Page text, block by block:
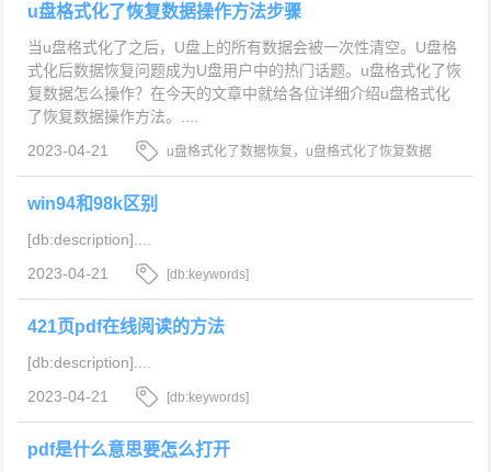
u盘格式化了恢复数据操作方法步骤
当u盘格式化了之后，U盘上的所有数据会被一次性清空。U盘格
式化后数据恢复问题成为U盘用户中的热门话题。u盘格式化了恢
复数据怎么操作？在今天的文章中就给各位详细介绍u盘格式化
了恢复数据操作方法。....
2023-04-21
u盘格式化了数据恢复，u盘格式化了恢复数据
怎么操作，u盘格式化了恢复数据操作方法
win94和98k区别
[db:description]....
2023-04-21
[db:keywords]
421页pdf在线阅读的方法
[db:description]....
2023-04-21
[db:keywords]
pdf是什么意思要怎么打开